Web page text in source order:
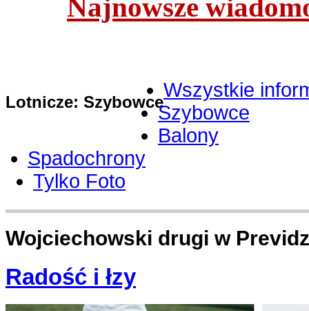
Najnowsze
Lotnicze: Szybowce
Wszystkie
Szybowce
Balony
Spadochrony
Tylko Foto
Wojciechowski drugi w
Radość i łzy